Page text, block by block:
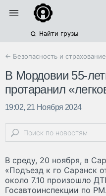
Найти грузы
← Безопасность и страхование
В Мордовии 55-
протаранил
19:02, 21 Ноября 2024
В среду, 20 ноября, в
«Подъезд к го Саранск
около 7.10 произошло
Госавтоинспекции по РМ.